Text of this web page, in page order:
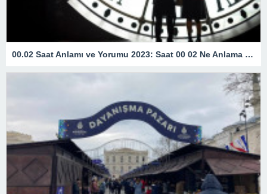
00.02 Saat Anlamı ve Yorumu 2023: Saat 00 02 Ne Anlama Gelir?